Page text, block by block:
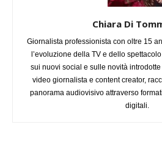
Chiara Di
Giornalista professionista con oltre 15
l’evoluzione della TV e dello
sui nuovi social e sulle novità
video giornalista e content creator,
panorama audiovisivo attraverso
digitali.